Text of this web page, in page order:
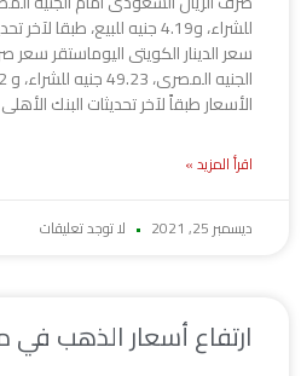
للشراء، و4.19 جنيه للبيع،
سعر الدينار الكويتى اليوماستقر سعر
الأسعار طبقاً لآخر تحديثات البنك
اقرأ المزيد »
ديسمبر 25, 2021 لا توجد تعليقات
ارتفاع أسعار الذهب في